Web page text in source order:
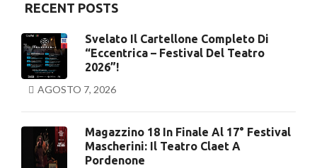
RECENT POSTS
Svelato Il Cartellone Completo Di
“Eccentrica – Festival Del Teatro
2026”!
AGOSTO 7, 2026
Magazzino 18 In Finale Al 17° Festival
Mascherini: Il Teatro Claet A
Pordenone